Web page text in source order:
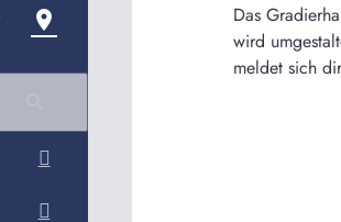
Das
wird
meldet sich